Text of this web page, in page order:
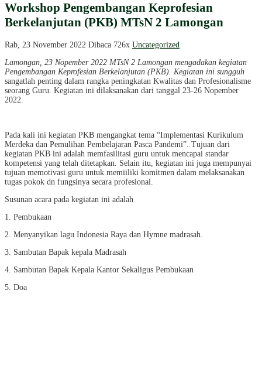
Workshop Pengembangan Keprofesian
Berkelanjutan (PKB) MTsN 2 Lamongan
Rab, 23 November 2022 Dibaca 726x Uncategorized
Lamongan, 23 Nopember 2022 MTsN 2 Lamongan mengadakan kegiatan
Pengembangan Keprofesian Berkelanjutan (PKB). Kegiatan ini sungguh
sangatlah penting dalam rangka peningkatan Kwalitas dan Profesionalisme
seorang Guru. Kegiatan ini dilaksanakan dari tanggal 23-26 Nopember
2022.
Pada kali ini kegiatan PKB mengangkat tema “Implementasi Kurikulum
Merdeka dan Pemulihan Pembelajaran Pasca Pandemi”. Tujuan dari
kegiatan PKB ini adalah memfasilitasi guru untuk mencapai standar
kompetensi yang telah ditetapkan. Selain itu, kegiatan ini juga mempunyai
tujuan memotivasi guru untuk memiiliki komitmen dalam melaksanakan
tugas pokok dn fungsinya secara profesional.
Susunan acara pada kegiatan ini adalah
1. Pembukaan
2. Menyanyikan lagu Indonesia Raya dan Hymne madrasah.
3. Sambutan Bapak kepala Madrasah
4. Sambutan Bapak Kepala Kantor Sekaligus Pembukaan
5. Doa